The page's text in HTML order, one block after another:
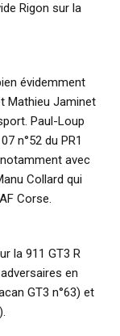
Rigon sur la
évidemment
Mathieu Jaminet
Paul-Loup
n°52 du PR1
avec
Collard qui
Corse.
la 911 GT3 R
en
GT3 n°63) et